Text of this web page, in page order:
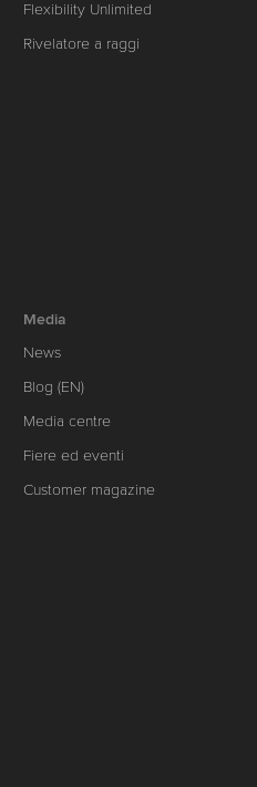
Flexibility Unlimited
Rivelatore a raggi
Media
News
Blog (EN)
Media centre
Fiere ed eventi
Customer magazine